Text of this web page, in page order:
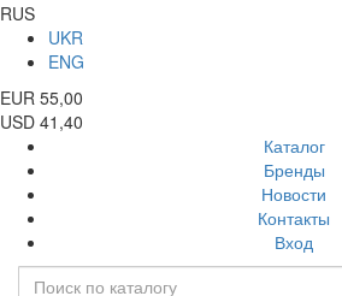
RUS
UKR
ENG
EUR 55,00
USD 41,40
Каталог
Бренды
Новости
Контакты
Вход